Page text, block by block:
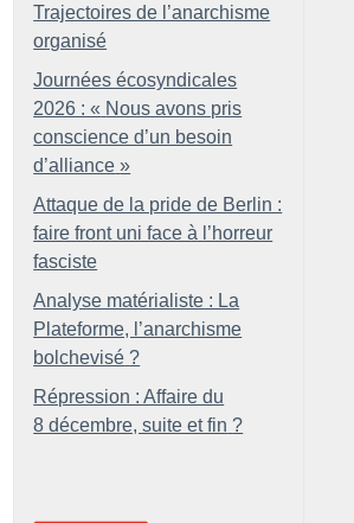
Trajectoires de l’anarchisme
organisé
Journées écosyndicales
2026 : « Nous avons pris
conscience d’un besoin
d’alliance »
Attaque de la pride de Berlin :
faire front uni face à l’horreur
fasciste
Analyse matérialiste : La
Plateforme, l’anarchisme
bolchevisé ?
Répression : Affaire du
8 décembre, suite et fin ?